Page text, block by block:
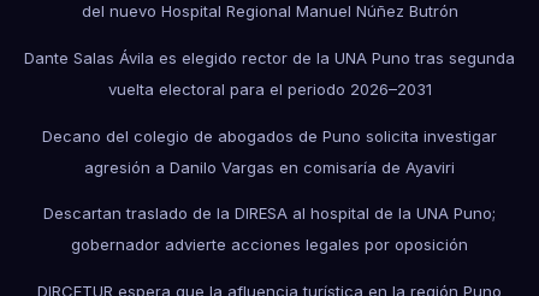
del nuevo Hospital Regional Manuel Núñez Butrón
Dante Salas Ávila es elegido rector de la UNA Puno tras segunda
vuelta electoral para el periodo 2026–2031
Decano del colegio de abogados de Puno solicita investigar
agresión a Danilo Vargas en comisaría de Ayaviri
Descartan traslado de la DIRESA al hospital de la UNA Puno;
gobernador advierte acciones legales por oposición
DIRCETUR espera que la afluencia turística en la región Puno